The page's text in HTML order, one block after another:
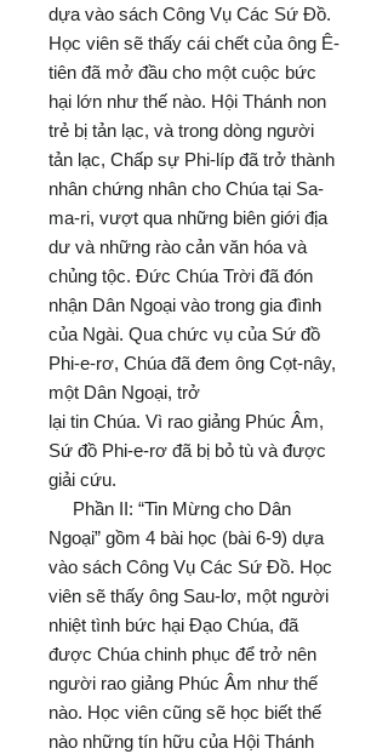
dựa vào sách Công Vụ Các Sứ Đồ.
Học viên sẽ thấy cái chết của ông Ê-
tiên đã mở đầu cho một cuộc bức
hại lớn như thế nào. Hội Thánh non
trẻ bị tản lạc, và trong dòng người
tản lạc, Chấp sự Phi-líp đã trở thành
nhân chứng nhân cho Chúa tại Sa-
ma-ri, vượt qua những biên giới địa
dư và những rào cản văn hóa và
chủng tộc. Đức Chúa Trời đã đón
nhận Dân Ngoại vào trong gia đình
của Ngài. Qua chức vụ của Sứ đồ
Phi-e-rơ, Chúa đã đem ông Cọt-nây,
một Dân Ngoại, trở
lại tin Chúa. Vì rao giảng Phúc Âm,
Sứ đồ Phi-e-rơ đã bị bỏ tù và được
giải cứu.
Phần II: “Tin Mừng cho Dân
Ngoại” gồm 4 bài học (bài 6-9) dựa
vào sách Công Vụ Các Sứ Đồ. Học
viên sẽ thấy ông Sau-lơ, một người
nhiệt tình bức hại Đạo Chúa, đã
được Chúa chinh phục để trở nên
người rao giảng Phúc Âm như thế
nào. Học viên cũng sẽ học biết thế
nào những tín hữu của Hội Thánh